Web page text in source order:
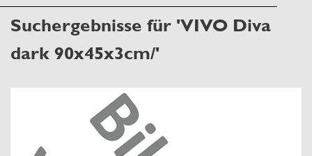
Suchergebnisse für 'VIVO Diva
dark 90x45x3cm/'